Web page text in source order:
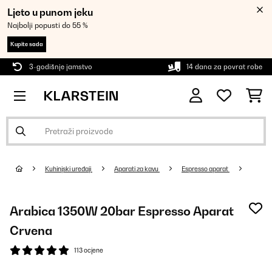
Ljeto u punom jeku
Najbolji popusti do 55 %
Kupite sada
3-godišnje jamstvo 14 dana za povrat robe
Kuhinjski uređaji Aparati za kavu Espresso aparat
Arabica 1350W 20bar Espresso Aparat
Crvena
113 ocjene